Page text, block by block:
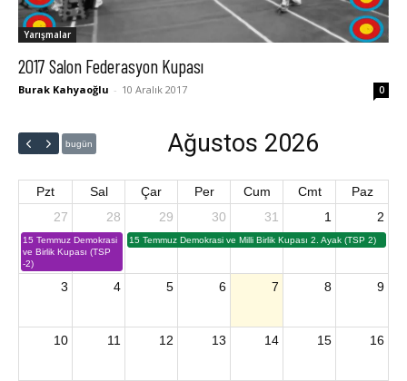
Yarışmalar
2017 Salon Federasyon Kupası
Burak Kahyaoğlu - 10 Aralık 2017 0
bugün Ağustos 2026
Pzt Sal Çar Per Cum Cmt
Paz
27
15 Temmuz Demokrasi
ve Birlik Kupası (TSP
-2)
28 29
15 Temmuz Demokrasi ve Milli Birlik Kupası 2. Ayak (TSP 2)
30 31 1 2
3 4 5 6 7 8 9
10 11 12 13 14 15 16